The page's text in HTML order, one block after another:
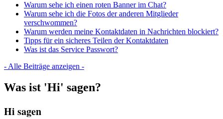
Warum sehe ich einen roten Banner im Chat?
Warum sehe ich die Fotos der anderen Mitglieder
verschwommen?
Warum werden meine Kontaktdaten in Nachrichten blockiert?
Tipps für ein sicheres Teilen der Kontaktdaten
Was ist das Service Passwort?
- Alle Beiträge anzeigen -
Was ist 'Hi' sagen?
Hi sagen